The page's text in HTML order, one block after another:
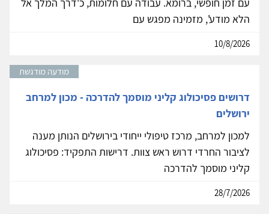
עם זמן חופשי, ברומא. עבודה עם חלומות, כ'דרך המלך אל
הלא מודע', מזמינה מפגש עם
10/8/2026
מודעה מודגשת
דרושים פסיכולוג קליני מוסמך להדרכה - מכון למרחב
ירושלים
למכון למרחב, מרכז טיפולי ייחודי בירושלים הנותן מענה
לציבור החרדי דרוש ראש צוות. דרישות התפקיד: פסיכולוג
קליני מוסמך להדרכה
28/7/2026